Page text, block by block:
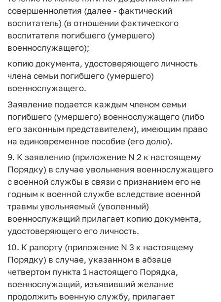
совершеннолетия (далее - фактический
воспитатель) (в отношении фактического
воспитателя погибшего (умершего)
военнослужащего);
копию документа, удостоверяющего личность
члена семьи погибшего (умершего)
военнослужащего.
Заявление подается каждым членом семьи
погибшего (умершего) военнослужащего (либо
его законным представителем), имеющим право
на единовременное пособие (его долю).
9. К заявлению (приложение N 2 к настоящему
Порядку) в случае увольнения военнослужащего
с военной службы в связи с признанием его не
годным к военной службе вследствие военной
травмы увольняемый (уволенный)
военнослужащий прилагает копию документа,
удостоверяющего его личность.
10. К рапорту (приложение N 3 к настоящему
Порядку) в случае, указанном в абзаце
четвертом пункта 1 настоящего Порядка,
военнослужащий, изъявивший желание
продолжить военную службу, прилагает